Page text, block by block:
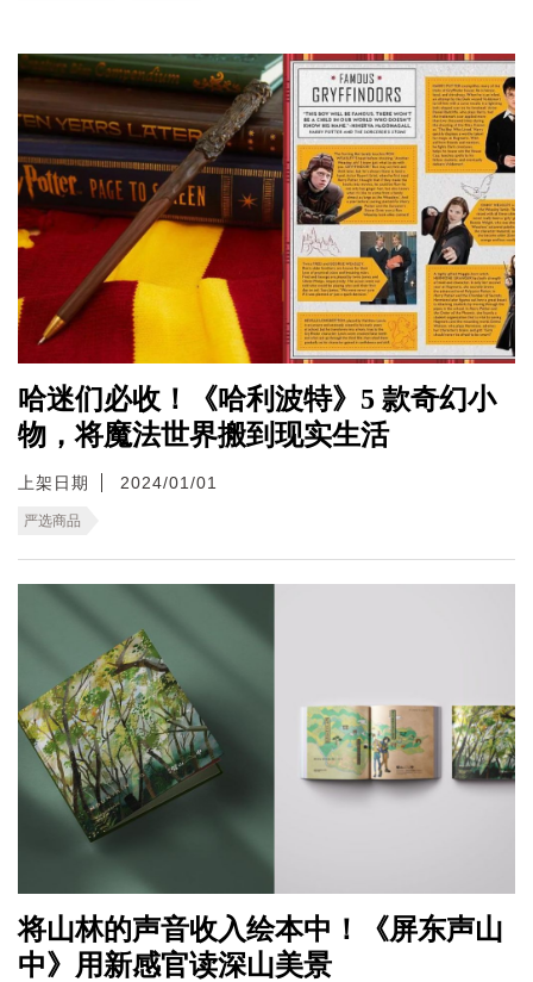
哈迷们必收！《哈利波特》5 款奇幻小
物，将魔法世界搬到现实生活
上架日期 2024/01/01
严选商品
将山林的声音收入绘本中！《屏东声山
中》用新感官读深山美景